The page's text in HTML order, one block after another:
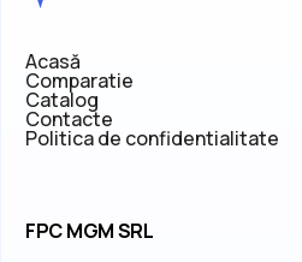
Acasă
Comparatie
Catalog
Contacte
Politica de confidentialitate
FPC MGM SRL